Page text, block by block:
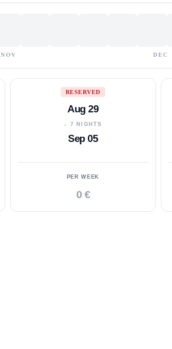
NOV DEC
RESERVED
Aug 29
↓ 7 NIGHTS
Sep 05
PER WEEK
0 €